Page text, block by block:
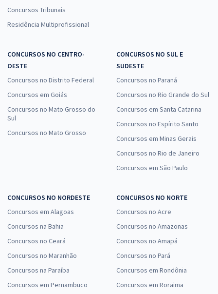
Concursos Tribunais
Residência Multiprofissional
CONCURSOS NO CENTRO-
OESTE
Concursos no Distrito Federal
Concursos em Goiás
Concursos no Mato Grosso do
Sul
Concursos no Mato Grosso
CONCURSOS NO SUL E
SUDESTE
Concursos no Paraná
Concursos no Rio Grande do Sul
Concursos em Santa Catarina
Concursos no Espírito Santo
Concursos em Minas Gerais
Concursos no Rio de Janeiro
Concursos em São Paulo
CONCURSOS NO NORDESTE
Concursos em Alagoas
Concursos na Bahia
Concursos no Ceará
Concursos no Maranhão
Concursos na Paraíba
Concursos em Pernambuco
CONCURSOS NO NORTE
Concursos no Acre
Concursos no Amazonas
Concursos no Amapá
Concursos no Pará
Concursos em Rondônia
Concursos em Roraima